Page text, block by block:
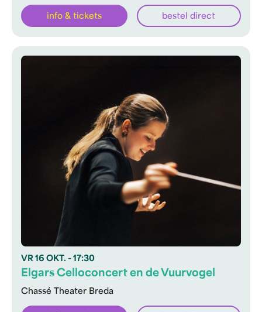
info & tickets bestel direct
VR 16 OKT. - 17:30
Chassé Theater Breda
Elgars Celloconcert en de Vuurvogel